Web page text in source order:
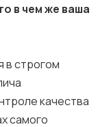
в чем же ваша
в строгом
качества
самого